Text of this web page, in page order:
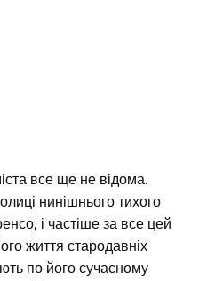
все ще не відома.
нинішнього тихого
і частіше за все цей
життя стародавніх
по його сучасному